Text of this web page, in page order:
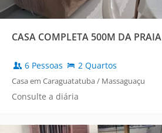
CASA COMPLETA 500M DA PRAIA
6 Pessoas 2 Quartos
Casa em Caraguatatuba / Massaguaçu
Consulte a diária